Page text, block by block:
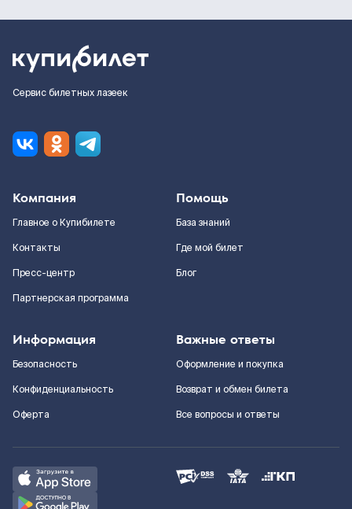
Сервис билетных лазеек
Компания
Главное о Купибилете
Контакты
Пресс-центр
Партнерская программа
Помощь
База знаний
Где мой билет
Блог
Информация
Безопасность
Конфиденциальность
Оферта
Важные ответы
Оформление и покупка
Возврат и обмен билета
Все вопросы и ответы